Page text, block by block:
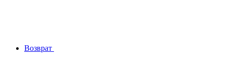
Возврат